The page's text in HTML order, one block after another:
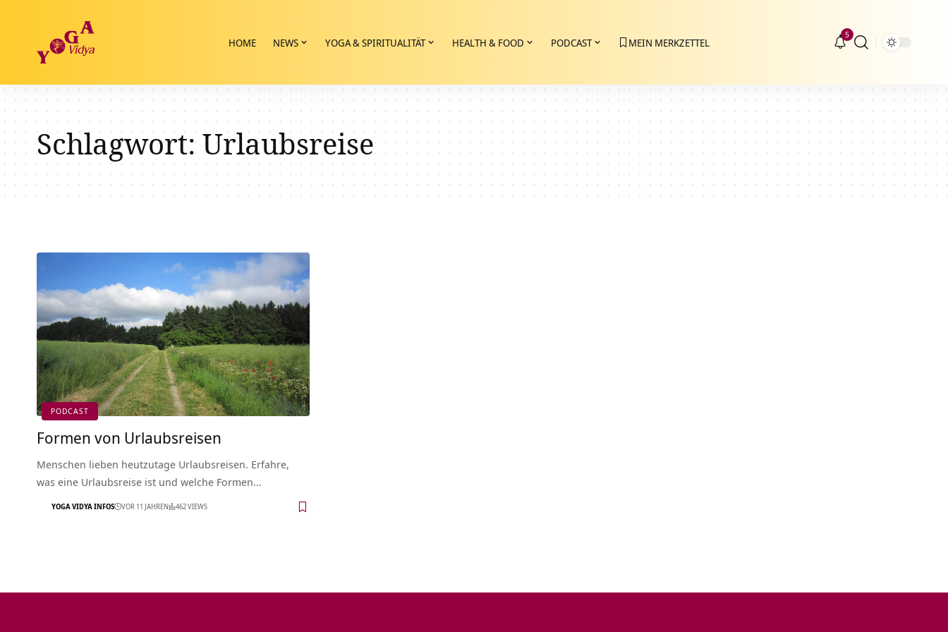
HOME NEWS YOGA & SPIRITUALITÄT HEALTH & FOOD PODCAST MEIN MERKZETTEL
5
Schlagwort:Urlaubsreise
PODCAST
Formen von Urlaubsreisen
Menschen lieben heutzutage Urlaubsreisen. Erfahre,
was eine Urlaubsreise ist und welche Formen…
YOGA VIDYA INFOS VOR 11 JAHREN 462 VIEWS